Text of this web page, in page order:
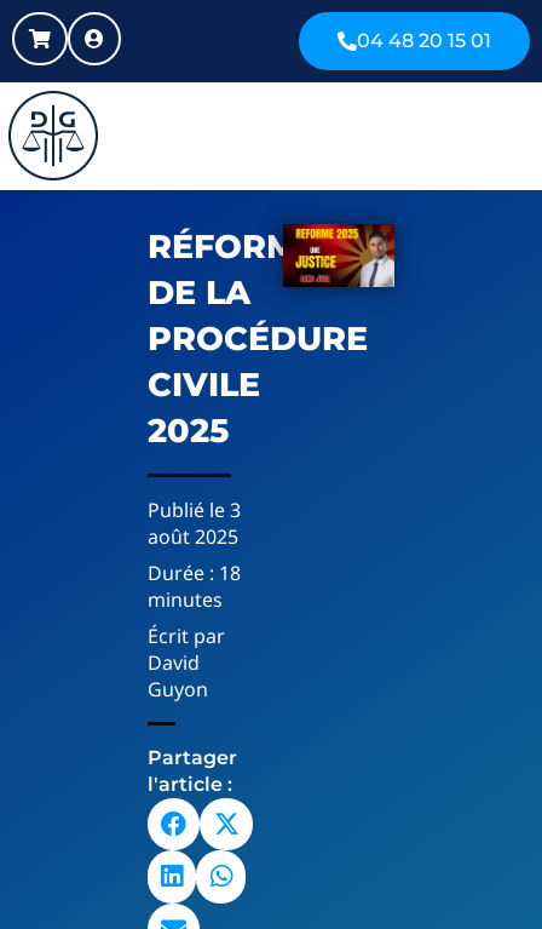
04 48 20 15 01
RÉFORME
DE LA
PROCÉDURE
CIVILE
2025
Publié le3
août 2025
Durée : 18
minutes
Écrit par
David
Guyon
Partager
l'article :